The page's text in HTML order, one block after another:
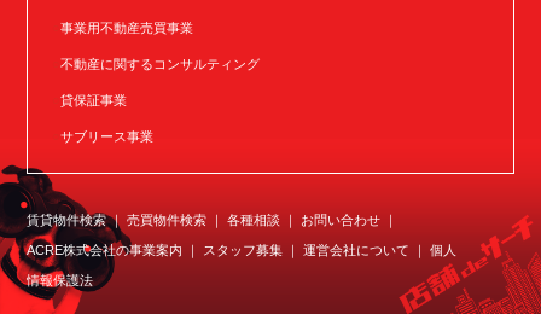
事業用不動産売買事業
不動産に関するコンサルティング
貸保証事業
サブリース事業
賃貸物件検索 売買物件検索 各種相談 お問い合わせ
ACRE株式会社の事業案内 スタッフ募集 運営会社について 個人
情報保護法